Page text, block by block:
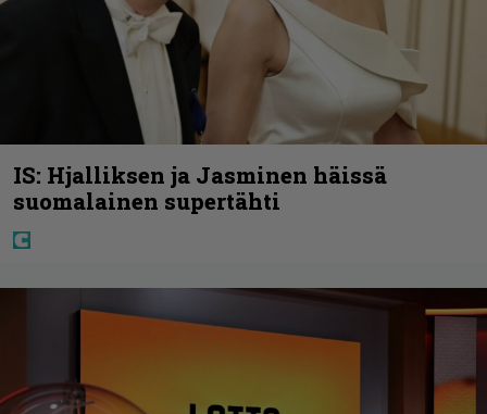
IS: Hjalliksen ja Jasminen häissä
suomalainen supertähti